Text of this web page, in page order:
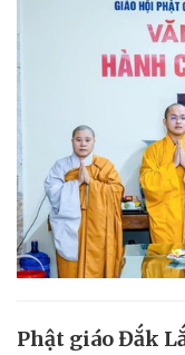
Phật giáo Đắk